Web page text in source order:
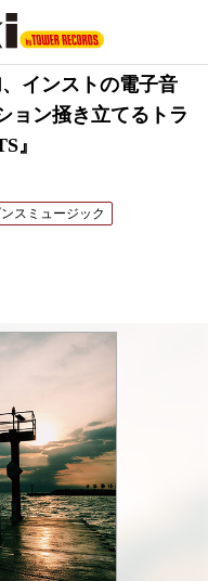
インストの電子音
ョン掻き立てるトラ
』
スミュージック